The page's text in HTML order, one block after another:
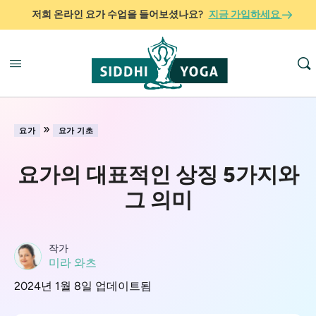
저희 온라인 요가 수업을 들어보셨나요? 지금 가입하세요
요가 » 요가 기초
요가의 대표적인 상징 5가지와
그 의미
작가
미라 와츠
2024년 1월 8일 업데이트됨